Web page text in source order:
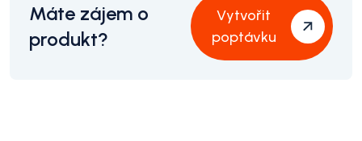
Máte zájem o
produkt?
Vytvořit
poptávku